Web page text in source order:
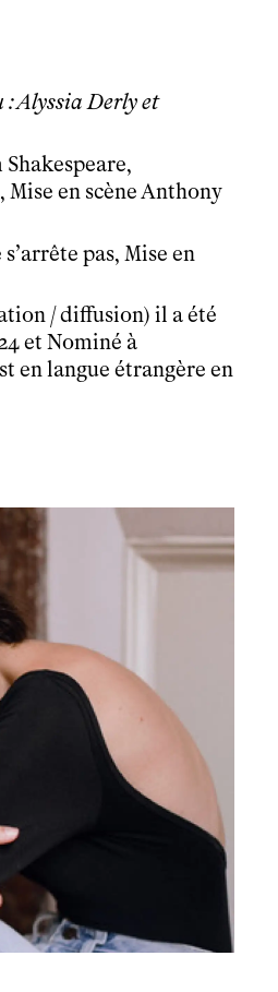
: Alyssia Derly et
en scène Anthony
pas, Mise en
/ diffusion) il a été
et Nominé à
en langue étrangère en